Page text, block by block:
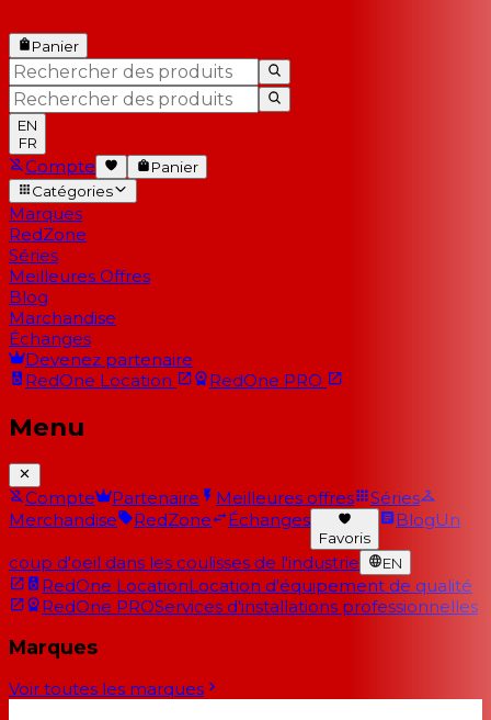
Panier
EN
FR
Compte
Panier
Catégories
Marques
RedZone
Séries
Meilleures Offres
Blog
Marchandise
Échanges
Devenez partenaire
RedOne Location RedOne PRO
Menu
Compte Partenaire Meilleures offres
Séries
Merchandise
RedZone Échanges
Favoris
BlogUn
coup d'oeil dans les coulisses de l'industrie EN
RedOne LocationLocation d'équipement de qualité
RedOne PROServices d'installations professionnelles
Marques
Voir toutes les marques